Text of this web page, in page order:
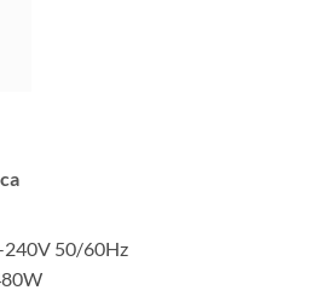
240V 50/60Hz